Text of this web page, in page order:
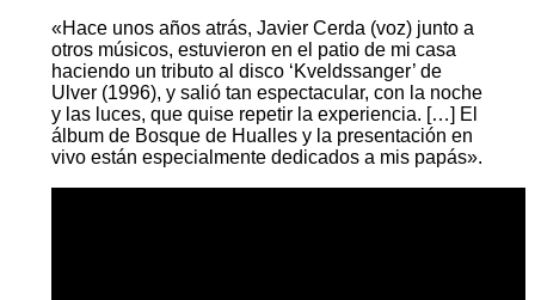
«Hace unos años atrás, Javier Cerda (voz) junto a
otros músicos, estuvieron en el patio de mi casa
haciendo un tributo al disco ‘Kveldssanger’ de
Ulver (1996), y salió tan espectacular, con la noche
y las luces, que quise repetir la experiencia. […] El
álbum de Bosque de Hualles y la presentación en
vivo están especialmente dedicados a mis papás».